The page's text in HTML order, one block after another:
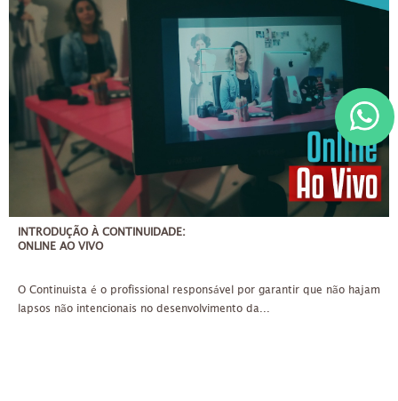
ATÉ 20 PESSOAS
À VISTA 120,00
INTRODUÇÃO À CONTINUIDADE:
ONLINE AO VIVO
O Continuista é o profissional responsável por garantir que não hajam
lapsos não intencionais no desenvolvimento da...